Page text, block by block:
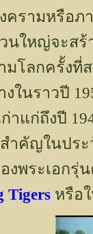
ครามหรือภ
นใหญ่จะสร้
มโลกครั้งที่
งในราวปี
าแก่ถึงปี
ำคัญในประ
งพระเอกรุ่
Tigers หรือ